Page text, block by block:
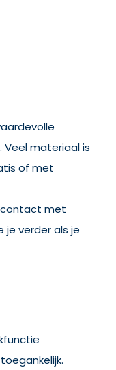
materiaal is
of met
contact met
je verder als je